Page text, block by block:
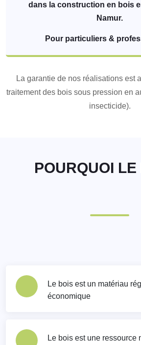
dans la construction en bois
Namur.
Pour particuliers &
La garantie de nos réalisations est
traitement des bois sous pression en
insecticide).
POURQUOI
Le bois est un matériau
économique
Le bois est une ressource